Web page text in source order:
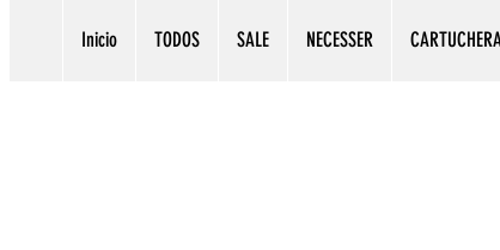
Inicio TODOS SALE NECESSER